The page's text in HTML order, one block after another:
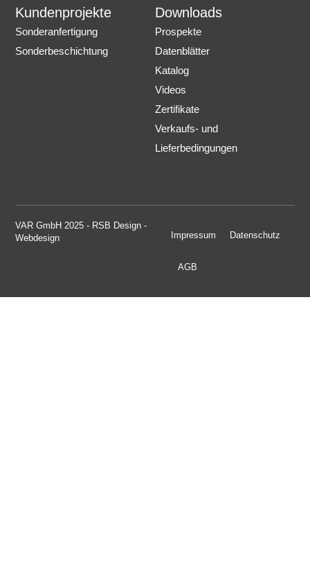
Kundenprojekte
Sonderanfertigung
Sonderbeschichtung
Downloads
Prospekte
Datenblätter
Katalog
Videos
Zertifikate
Verkaufs- und
Lieferbedingungen
VAR GmbH 2025 - RSB Design -
Webdesign
Impressum Datenschutz
AGB